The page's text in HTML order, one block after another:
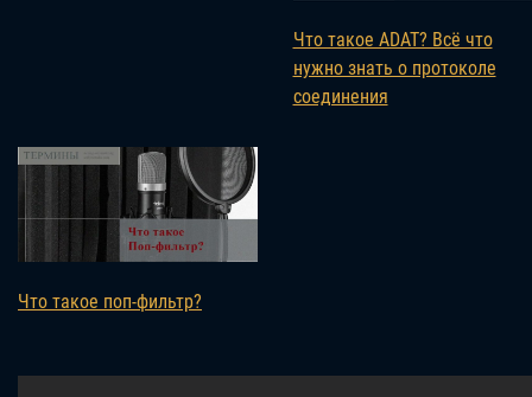
Что такое ADAT? Всё что
нужно знать о протоколе
соединения
Что такое поп-фильтр?